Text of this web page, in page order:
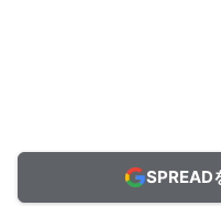
SPREAD